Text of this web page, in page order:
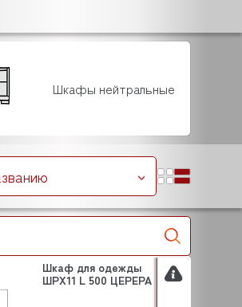
Шкафы нейтральные
Шкаф для одежды
ШРХ11 L 500 ЦЕРЕРА